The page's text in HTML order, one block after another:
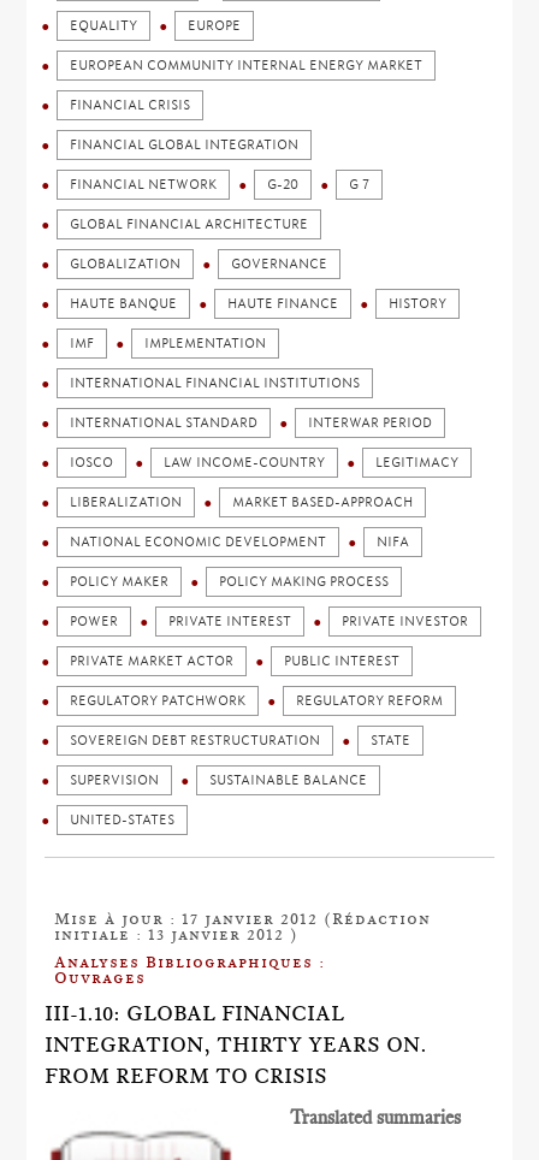
EQUALITY EUROPE
EUROPEAN COMMUNITY INTERNAL ENERGY MARKET
FINANCIAL CRISIS
FINANCIAL GLOBAL INTEGRATION
FINANCIAL NETWORK G-20 G 7
GLOBAL FINANCIAL ARCHITECTURE
GLOBALIZATION GOVERNANCE
HAUTE BANQUE HAUTE FINANCE HISTORY
IMF IMPLEMENTATION
INTERNATIONAL FINANCIAL INSTITUTIONS
INTERNATIONAL STANDARD INTERWAR PERIOD
IOSCO LAW INCOME-COUNTRY LEGITIMACY
LIBERALIZATION MARKET BASED-APPROACH
NATIONAL ECONOMIC DEVELOPMENT NIFA
POLICY MAKER POLICY MAKING PROCESS
POWER PRIVATE INTEREST PRIVATE INVESTOR
PRIVATE MARKET ACTOR PUBLIC INTEREST
REGULATORY PATCHWORK REGULATORY REFORM
SOVEREIGN DEBT RESTRUCTURATION STATE
SUPERVISION SUSTAINABLE BALANCE
UNITED-STATES
Mise à jour : 17 janvier 2012 (Rédaction
initiale : 13 janvier 2012 )
Analyses Bibliographiques :
Ouvrages
III-1.10: GLOBAL FINANCIAL
INTEGRATION, THIRTY YEARS ON.
FROM REFORM TO CRISIS
Translated summaries